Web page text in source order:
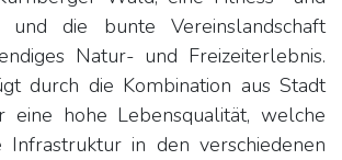
und die bunte Vereinslandschaft
Natur- und Freizeiterlebnis.
durch die Kombination aus Stadt
eine hohe Lebensqualität, welche
in den verschiedenen